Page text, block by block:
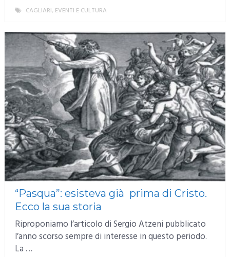
CAGLIARI, EVENTI E CULTURA
“Pasqua”: esisteva già prima di Cristo.
Ecco la sua storia
Riproponiamo l’articolo di Sergio Atzeni pubblicato
l’anno scorso sempre di interesse in questo periodo.
La …